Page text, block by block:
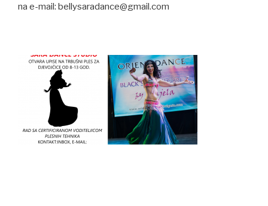
na e-mail: bellysaradance@gmail.com